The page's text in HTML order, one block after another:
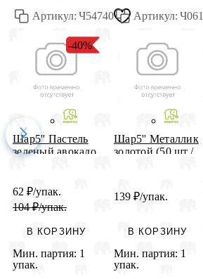
Артикул: Ч54740
-40%
Шар5'' Пастель
зеленый авокадо
62 ₽/упак.
104₽/упак.
В КОРЗИНУ
Мин. партия: 1
упак.
Артикул:
Шар5'' Meталлик
золотой (50 шт./
139 ₽/упак.
В КОРЗИНУ
Мин. партия: 1
упак.